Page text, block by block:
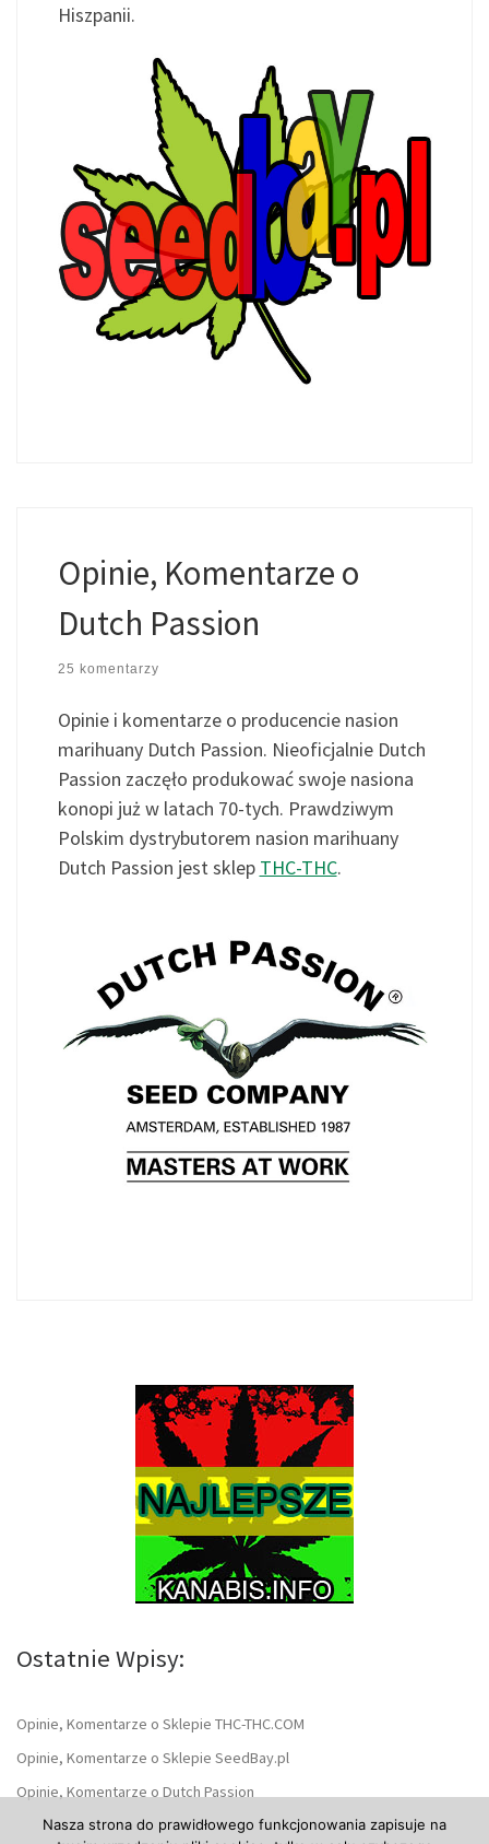
Hiszpanii.
Opinie, Komentarze o
Dutch Passion
25 komentarzy
Opinie i komentarze o producencie nasion
marihuany Dutch Passion. Nieoficjalnie Dutch
Passion zaczęło produkować swoje nasiona
konopi już w latach 70-tych. Prawdziwym
Polskim dystrybutorem nasion marihuany
Dutch Passion jest sklep THC-THC.
Ostatnie Wpisy:
Opinie, Komentarze o Sklepie THC-THC.COM
Opinie, Komentarze o Sklepie SeedBay.pl
Opinie, Komentarze o Dutch Passion
Nasza strona do prawidłowego funkcjonowania zapisuje na